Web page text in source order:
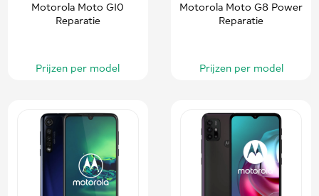
Motorola Moto G10
Reparatie
Prijzen per model
Motorola Moto G8 Power
Reparatie
Prijzen per model